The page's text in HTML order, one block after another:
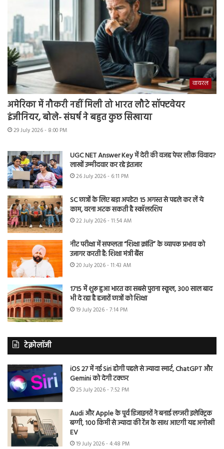
वायरल
अमेरिका में नौकरी नहीं मिली तो भारत लौटे सॉफ्टवेयर
इंजीनियर, बोले- संघर्ष ने बहुत कुछ सिखाया
29 July 2026 - 8:00 PM
UGC NET Answer Key में देरी की वजह पेपर लीक विवाद?
लाखों उम्मीदवार कर रहे इंतजार
26 July 2026 - 6:11 PM
SC छात्रों के लिए बड़ा अपडेट! 15 अगस्त से पहले कर लें ये
काम, वरना अटक सकती है स्कॉलरशिप
22 July 2026 - 11:54 AM
नीट परीक्षा में सफलता “शिक्षा क्रांति” के व्यापक प्रभाव को
उजागर करती है: शिक्षा मंत्री बैंस
20 July 2026 - 11:43 AM
1715 में शुरू हुआ भारत का सबसे पुराना स्कूल, 300 साल बाद
भी दे रहा है हजारों छात्रों को शिक्षा
19 July 2026 - 7:14 PM
टेक्नोलॉजी
iOS 27 में नई Siri होगी पहले से ज्यादा स्मार्ट, ChatGPT और
Gemini को देगी टक्कर
25 July 2026 - 7:52 PM
Audi और Apple के पूर्व डिजाइनरों ने बनाई लग्जरी इलेक्ट्रिक
बग्गी, 100 किमी से ज्यादा की रेंज के साथ आएगी यह अनोखी
EV
19 July 2026 - 4:48 PM